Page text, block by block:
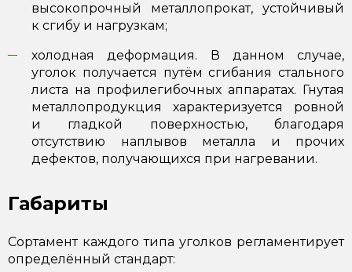
высокопрочный металлопрокат, устойчивый
к сгибу и нагрузкам;
холодная деформация. В данном случае,
уголок получается путём сгибания стального
листа на профилегибочных аппаратах. Гнутая
металлопродукция характеризуется ровной
и гладкой поверхностью, благодаря
отсутствию наплывов металла и прочих
дефектов, получающихся при нагревании.
Габариты
Сортамент каждого типа уголков регламентирует
определённый стандарт: